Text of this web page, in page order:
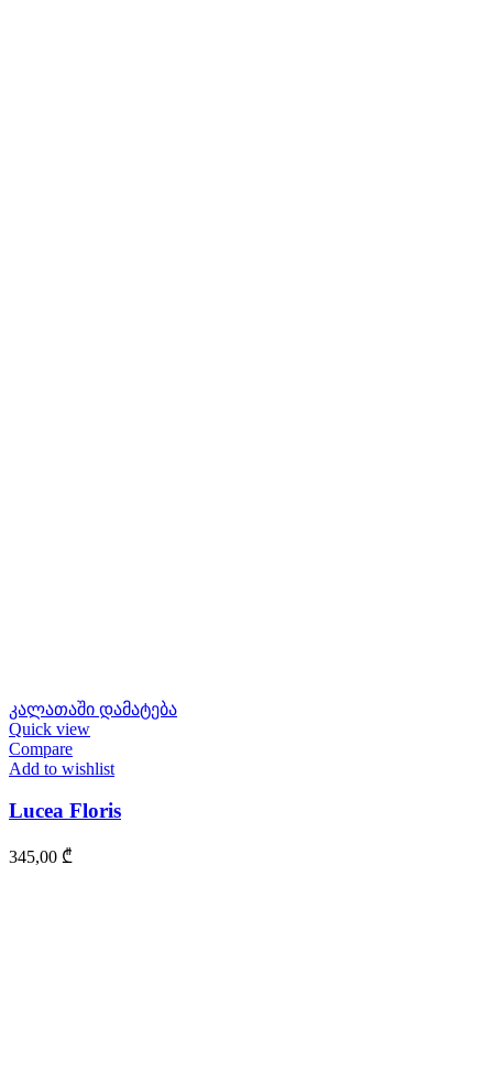
კალათაში დამატება
Quick view
Compare
Add to wishlist
Lucea Floris
345,00 ₾